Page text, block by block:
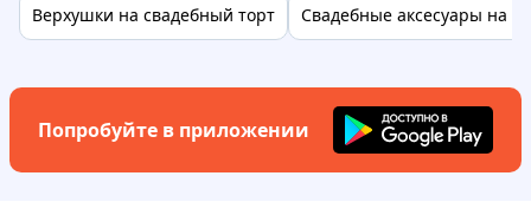
Верхушки на свадебный торт Свадебные аксесуары на
Попробуйте в приложении